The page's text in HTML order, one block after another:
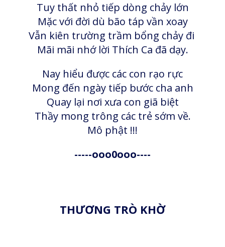
Tuy thất nhỏ tiếp dòng chảy lớn
Mặc với đời dù bão táp vần xoay
Vẫn kiên trường trầm bổng chảy đi
Mãi mãi nhớ lời Thích Ca đã dạy.
Nay hiểu được các con rạo rực
Mong đến ngày tiếp bước cha anh
Quay lại nơi xưa con giã biệt
Thầy mong trông các trẻ sớm về.
Mô phật !!!
-----ooo0ooo----
THƯƠNG TRÒ KHỜ